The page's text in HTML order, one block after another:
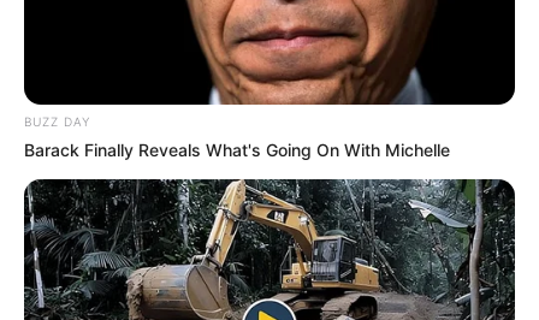
BUZZ DAY
Barack Finally Reveals What's Going On With Michelle